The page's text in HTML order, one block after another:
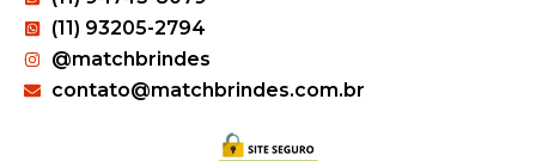
(11) 93205-2794
@matchbrindes
contato@matchbrindes.com.br